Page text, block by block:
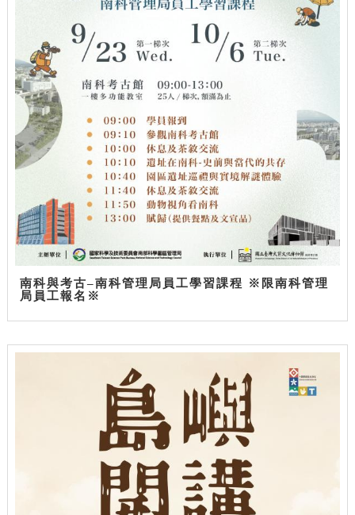
南科與考古–南科管理局員工學習課程 ※限南科管理
局員工報名※